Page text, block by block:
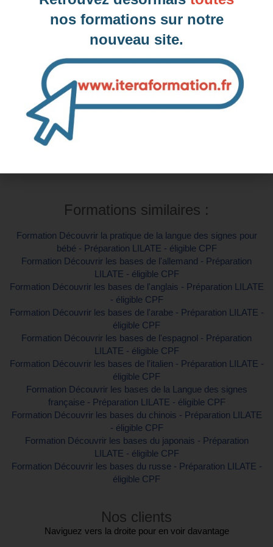
Inter-entreprise
Intra-entreprise et sur mesure
Formations similaires :
Formation Découvrir la pratique de la langue des signes pour
bébé - Préparation LILATE - éligible CPF
Formation Découvrir les bases de l'allemand - Préparation
LILATE - éligible CPF
Formation Découvrir les bases de l'anglais - Préparation LILATE
- éligible CPF
Formation Découvrir les bases de l'arabe - Préparation LILATE -
éligible CPF
Formation Découvrir les bases de l'espagnol - Préparation
LILATE - éligible CPF
Formation Découvrir les bases de l'italien - Préparation LILATE -
éligible CPF
Formation Découvrir les bases de la Langue des signes
française - Préparation LILATE - éligible CPF
Formation Découvrir les bases du chinois - Préparation LILATE
- éligible CPF
Formation Découvrir les bases du japonais - Préparation
LILATE - éligible CPF
Formation Découvrir les bases du russe - Préparation LILATE -
éligible CPF
Nos clients
Naviguez vers la droite pour en voir davantage
nos formations sur notre
nouveau site.